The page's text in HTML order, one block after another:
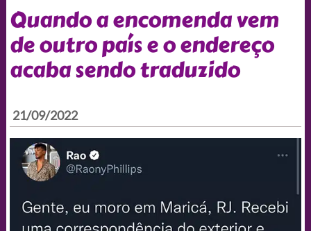
Quando a encomenda vem
de outro país e o endereço
acaba sendo traduzido
21/09/2022